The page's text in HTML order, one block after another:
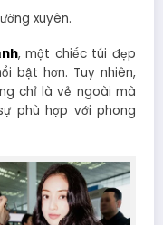
xuyên.
, một chiếc túi đẹp
bật hơn. Tuy nhiên,
chỉ là vẻ ngoài mà
phù hợp với phong